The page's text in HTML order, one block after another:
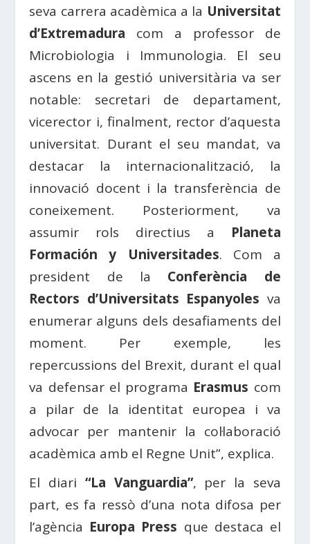
seva carrera acadèmica a la Universitat
d’Extremadura com a professor de
Microbiologia i Immunologia. El seu
ascens en la gestió universitària va ser
notable: secretari de departament,
vicerector i, finalment, rector d’aquesta
universitat. Durant el seu mandat, va
destacar la internacionalització, la
innovació docent i la transferència de
coneixement. Posteriorment, va
assumir rols directius a Planeta
Formación y Universitades. Com a
president de la Conferència de
Rectors d’Universitats Espanyoles va
enumerar alguns dels desafiaments del
moment. Per exemple, les
repercussions del Brexit, durant el qual
va defensar el programa Erasmus com
a pilar de la identitat europea i va
advocar per mantenir la col·laboració
acadèmica amb el Regne Unit”, explica.
El diari “La Vanguardia”, per la seva
part, es fa ressò d’una nota difosa per
l’agència Europa Press que destaca el